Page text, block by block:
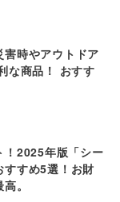
害時やアウトドア
な商品！ おすす
！2025年版「シー
すすめ5選！お財
。